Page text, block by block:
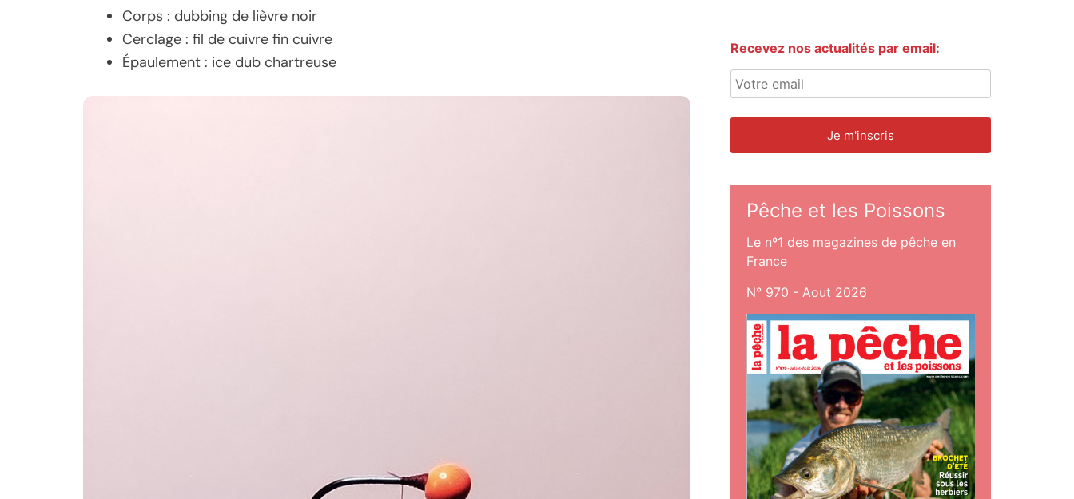
Corps : dubbing de lièvre noir
Cerclage : fil de cuivre fin cuivre
Épaulement : ice dub chartreuse
Recevez nos actualités par email:
Pêche et les Poissons
Le nº1 des magazines de pêche en
France
N° 970 - Aout 2026